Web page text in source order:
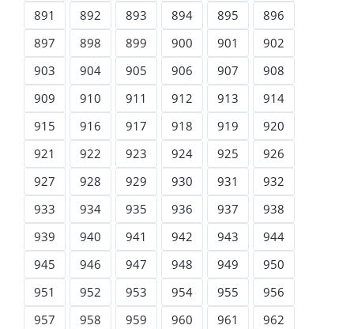
891
892 893 894 895
896
897
898 899 900 901
902
903
904 905 906 907
908
909
910 911 912 913
914
915
916 917 918 919
920
921
922 923 924 925
926
927
928 929 930 931
932
933
934 935 936 937
938
939
940 941 942 943
944
945
946 947 948 949
950
951
952 953 954 955
956
957
958 959 960 961
962